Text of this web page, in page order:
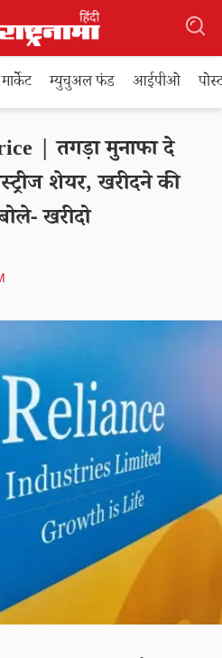
म्युचुअल फंड आईपीओ
| तगड़ा मुनाफा दे
शेयर, खरीदने की
खरीदो